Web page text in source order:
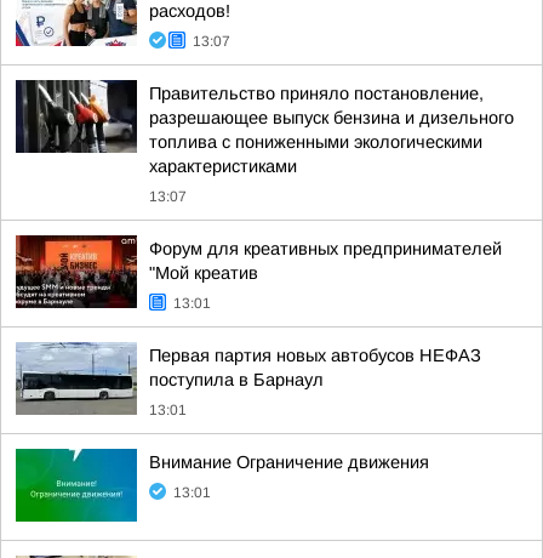
расходов!
13:07
Правительство приняло постановление,
разрешающее выпуск бензина и дизельного
топлива с пониженными экологическими
характеристиками
13:07
Форум для креативных предпринимателей
"Мой креатив
13:01
Первая партия новых автобусов НЕФАЗ
поступила в Барнаул
13:01
Внимание Ограничение движения
13:01